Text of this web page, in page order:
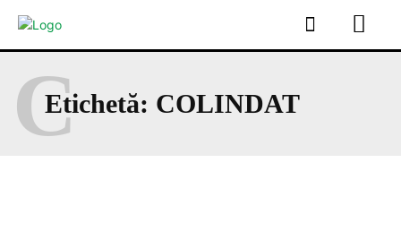
Etichetă: COLINDAT
C